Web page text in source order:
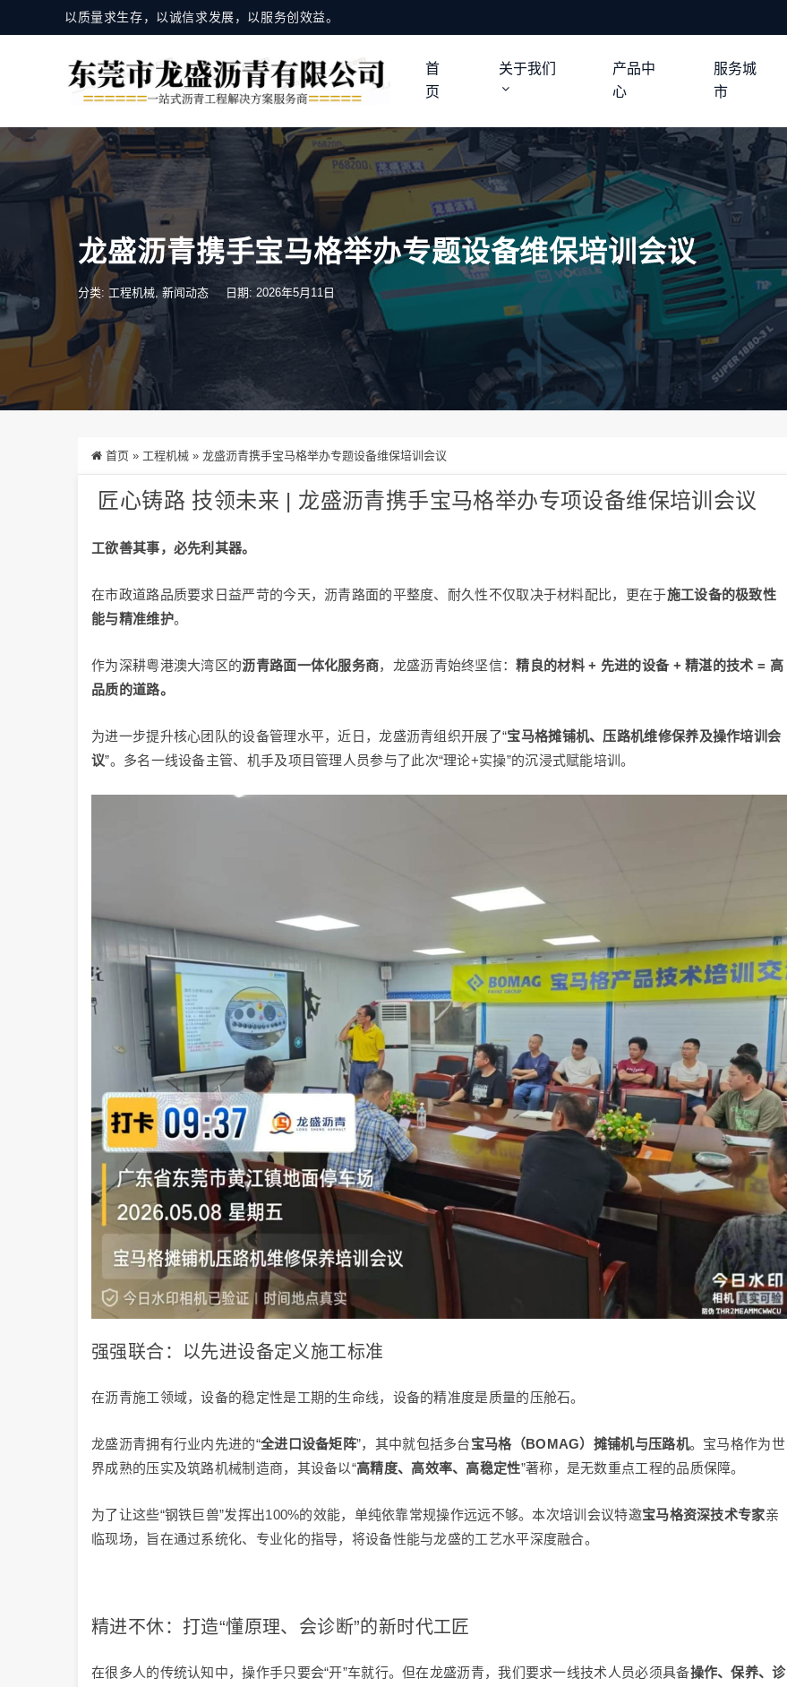
以质量求生存，以诚信求发展，以服务创效益。
首
页
关于我们
产品中
心
服务城
市
龙盛沥青携手宝马格举办专题设备维保培训会议
分类: 工程机械,新闻动态 日期: 2026年5月11日
首页 » 工程机械 » 龙盛沥青携手宝马格举办专题设备维保培训会议
匠心铸路 技领未来 | 龙盛沥青携手宝马格举办专项设备维保培训会议
工欲善其事，必先利其器。
在市政道路品质要求日益严苛的今天，沥青路面的平整度、耐久性不仅取决于材料配比，更在于施工设备的极致性
能与精准维护。
作为深耕粤港澳大湾区的沥青路面一体化服务商，龙盛沥青始终坚信：精良的材料 + 先进的设备 + 精湛的技术 = 高
品质的道路。
为进一步提升核心团队的设备管理水平，近日，龙盛沥青组织开展了“宝马格摊铺机、压路机维修保养及操作培训会
议”。多名一线设备主管、机手及项目管理人员参与了此次“理论+实操”的沉浸式赋能培训。
强强联合：以先进设备定义施工标准
在沥青施工领域，设备的稳定性是工期的生命线，设备的精准度是质量的压舱石。
龙盛沥青拥有行业内先进的“全进口设备矩阵”，其中就包括多台宝马格（BOMAG）摊铺机与压路机。宝马格作为世
界成熟的压实及筑路机械制造商，其设备以“高精度、高效率、高稳定性”著称，是无数重点工程的品质保障。
为了让这些“钢铁巨兽”发挥出100%的效能，单纯依靠常规操作远远不够。本次培训会议特邀宝马格资深技术专家亲
临现场，旨在通过系统化、专业化的指导，将设备性能与龙盛的工艺水平深度融合。
精进不休：打造“懂原理、会诊断”的新时代工匠
在很多人的传统认知中，操作手只要会“开”车就行。但在龙盛沥青，我们要求一线技术人员必须具备操作、保养、诊